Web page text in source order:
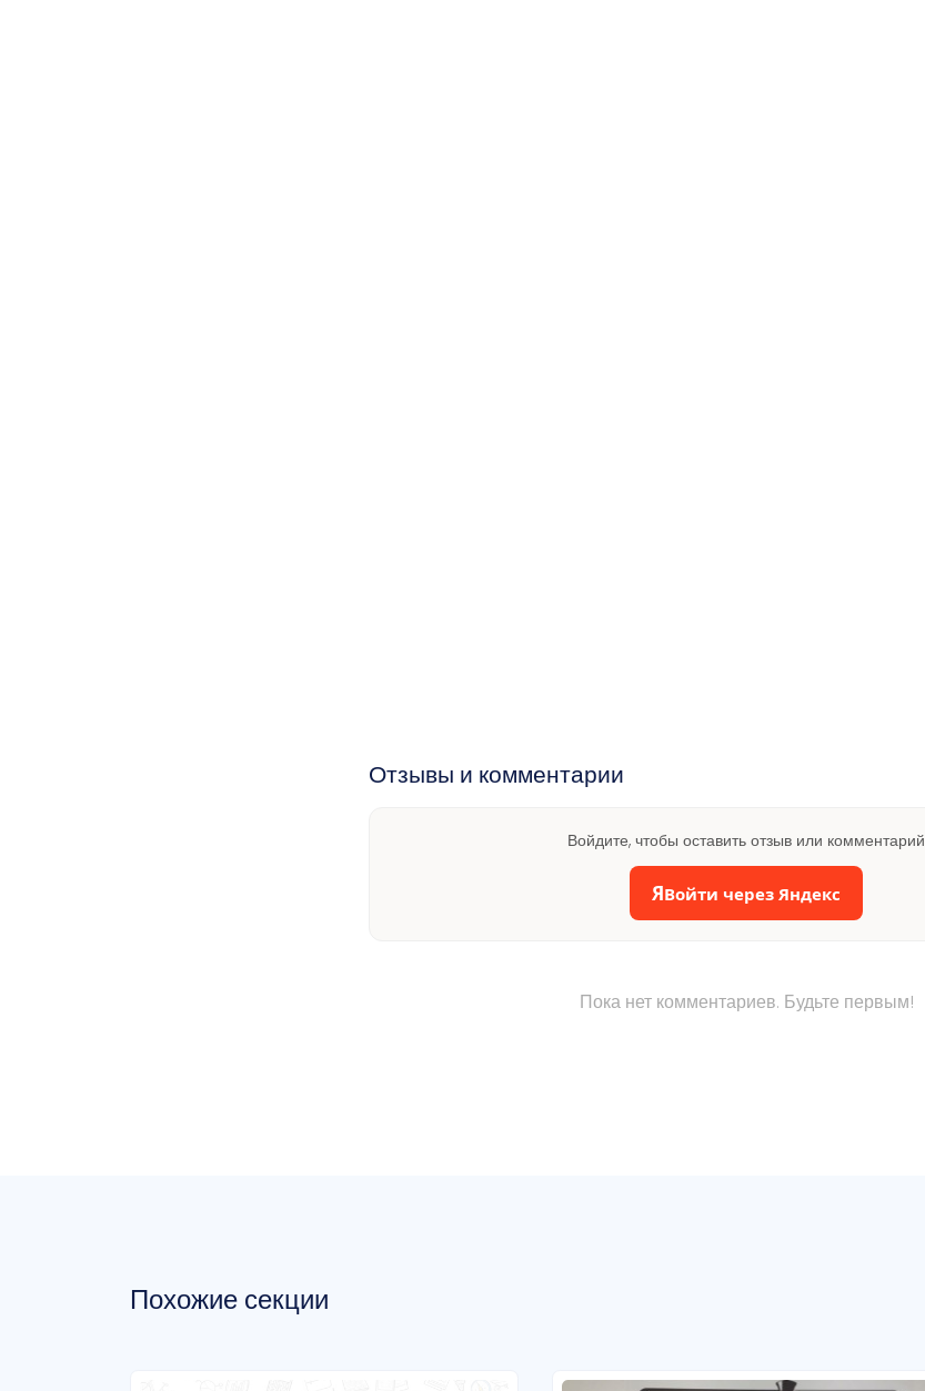
Отзывы и комментарии
Войдите, чтобы оставить отзыв или комментарий
ЯВойти через Яндекс
Пока нет комментариев. Будьте первым!
Похожие секции